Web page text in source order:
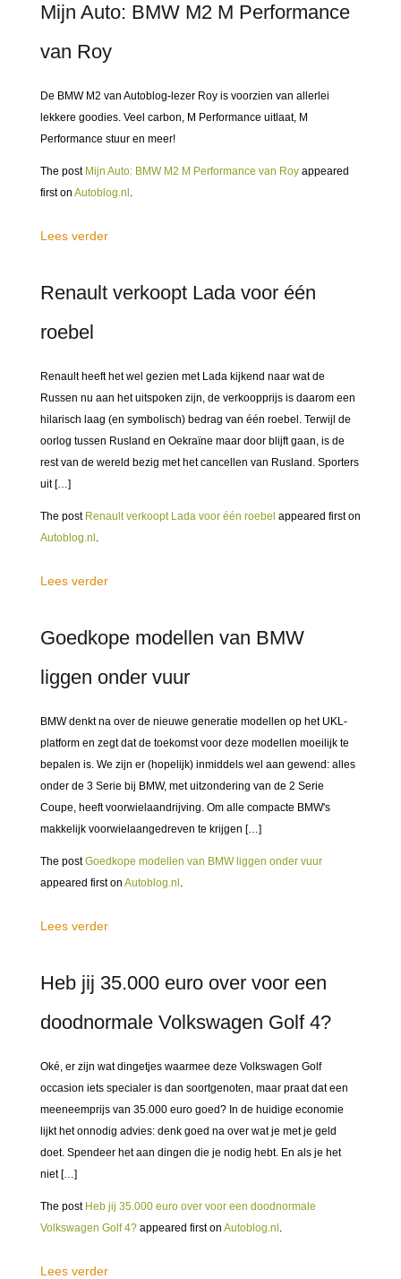
Mijn Auto: BMW M2 M Performance
van Roy
De BMW M2 van Autoblog-lezer Roy is voorzien van allerlei
lekkere goodies. Veel carbon, M Performance uitlaat, M
Performance stuur en meer!
The post Mijn Auto: BMW M2 M Performance van Roy appeared
first on Autoblog.nl .
Lees verder
Renault verkoopt Lada voor één
roebel
Renault heeft het wel gezien met Lada kijkend naar wat de
Russen nu aan het uitspoken zijn, de verkoopprijs is daarom een
hilarisch laag (en symbolisch) bedrag van één roebel. Terwijl de
oorlog tussen Rusland en Oekraïne maar door blijft gaan, is de
rest van de wereld bezig met het cancellen van Rusland. Sporters
uit […]
The post Renault verkoopt Lada voor één roebel appeared first on
Autoblog.nl .
Lees verder
Goedkope modellen van BMW
liggen onder vuur
BMW denkt na over de nieuwe generatie modellen op het UKL-
platform en zegt dat de toekomst voor deze modellen moeilijk te
bepalen is. We zijn er (hopelijk) inmiddels wel aan gewend: alles
onder de 3 Serie bij BMW, met uitzondering van de 2 Serie
Coupe, heeft voorwielaandrijving. Om alle compacte BMW's
makkelijk voorwielaangedreven te krijgen […]
The postGoedkope modellen van BMW liggen onder vuur
appeared first on Autoblog.nl .
Lees verder
Heb jij 35.000 euro over voor een
doodnormale Volkswagen Golf 4?
Oké, er zijn wat dingetjes waarmee deze Volkswagen Golf
occasion iets specialer is dan soortgenoten, maar praat dat een
meeneemprijs van 35.000 euro goed? In de huidige economie
lijkt het onnodig advies: denk goed na over wat je met je geld
doet. Spendeer het aan dingen die je nodig hebt. En als je het
niet […]
The post Heb jij 35.000 euro over voor een doodnormale
Volkswagen Golf 4? appeared first on Autoblog.nl .
Lees verder